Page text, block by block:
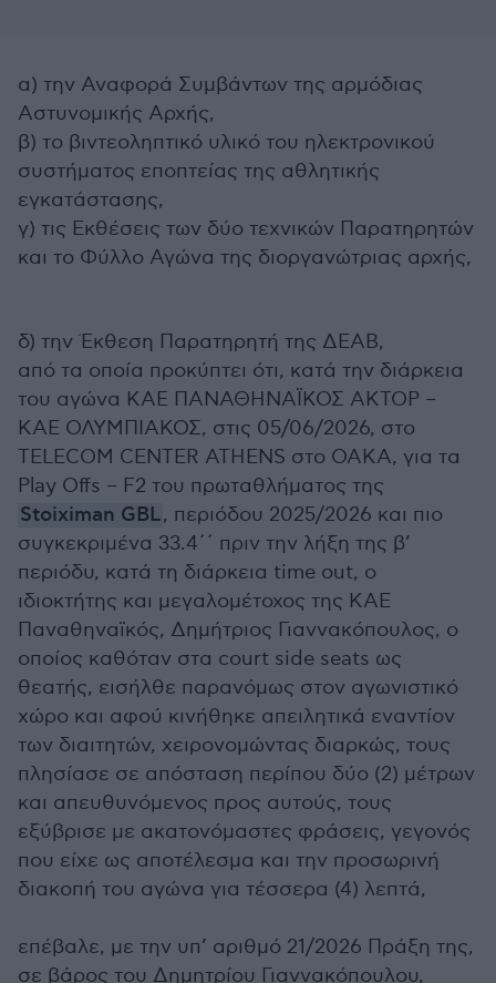
α) την Αναφορά Συμβάντων της αρμόδιας
Αστυνομικής Αρχής,
β) το βιντεοληπτικό υλικό του ηλεκτρονικού
συστήματος εποπτείας της αθλητικής
εγκατάστασης,
γ) τις Εκθέσεις των δύο τεχνικών Παρατηρητών
και το Φύλλο Αγώνα της διοργανώτριας αρχής,
δ) την Έκθεση Παρατηρητή της ΔΕΑΒ,
από τα οποία προκύπτει ότι, κατά την διάρκεια
του αγώνα ΚΑΕ ΠΑΝΑΘΗΝΑΪΚΟΣ ΑΚΤΟΡ –
ΚΑΕ ΟΛΥΜΠΙΑΚΟΣ, στις 05/06/2026, στο
TELECOM CENTER ATHENS στο ΟΑΚΑ, για τα
Play Offs – F2 του πρωταθλήματος της
Stoiximan GBL, περιόδου 2025/2026 και πιο
συγκεκριμένα 33.4΄΄ πριν την λήξη της β’
περιόδυ, κατά τη διάρκεια time out, ο
ιδιοκτήτης και μεγαλομέτοχος της ΚΑΕ
Παναθηναϊκός, Δημήτριος Γιαννακόπουλος, ο
οποίος καθόταν στα court side seats ως
θεατής, εισήλθε παρανόμως στον αγωνιστικό
χώρο και αφού κινήθηκε απειλητικά εναντίον
των διαιτητών, χειρονομώντας διαρκώς, τους
πλησίασε σε απόσταση περίπου δύο (2) μέτρων
και απευθυνόμενος προς αυτούς, τους
εξύβρισε με ακατονόμαστες φράσεις, γεγονός
που είχε ως αποτέλεσμα και την προσωρινή
διακοπή του αγώνα για τέσσερα (4) λεπτά,
επέβαλε, με την υπ’ αριθμό 21/2026 Πράξη της,
σε βάρος του Δημητρίου Γιαννακόπουλου,